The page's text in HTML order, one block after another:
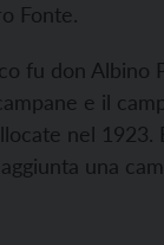
Fonte.
fu don Albino
e il
nel 1923.
una